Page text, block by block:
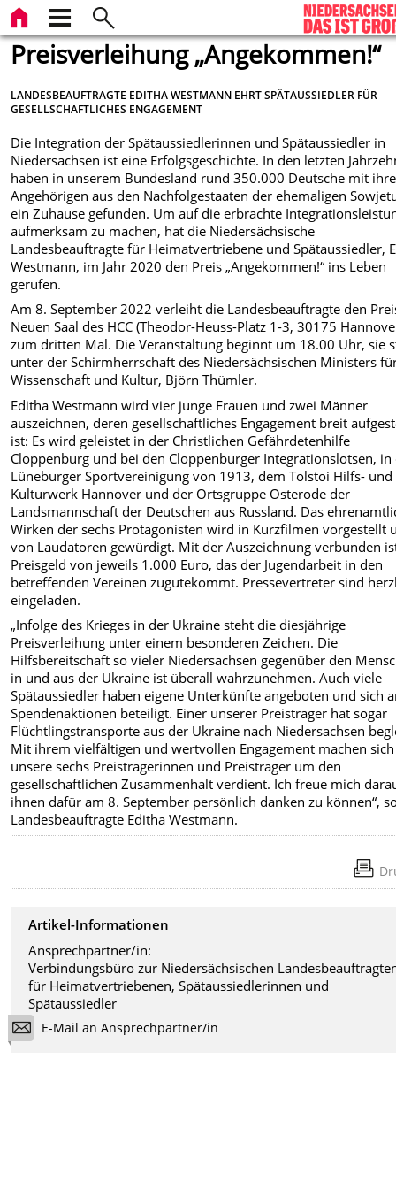
Preisverleihung „Angekommen!“
LANDESBEAUFTRAGTE EDITHA WESTMANN EHRT SPÄTAUSSIEDLER FÜR
GESELLSCHAFTLICHES ENGAGEMENT
Die Integration der Spätaussiedlerinnen und Spätaussiedler in
Niedersachsen ist eine Erfolgsgeschichte. In den letzten
haben in unserem Bundesland rund 350.000 Deutsche mit
Angehörigen aus den Nachfolgestaaten der ehemaligen
ein Zuhause gefunden. Um auf die erbrachte
aufmerksam zu machen, hat die Niedersächsische
Landesbeauftragte für Heimatvertriebene und Spätaussiedler,
Westmann, im Jahr 2020 den Preis „Angekommen!“ ins Leben
gerufen.
Am 8. September 2022 verleiht die Landesbeauftragte den
Neuen Saal des HCC (Theodor-Heuss-Platz 1-3, 30175
zum dritten Mal. Die Veranstaltung beginnt um 18.00 Uhr, sie
unter der Schirmherrschaft des Niedersächsischen Ministers
Wissenschaft und Kultur, Björn Thümler.
Editha Westmann wird vier junge Frauen und zwei Männer
auszeichnen, deren gesellschaftliches Engagement breit
ist: Es wird geleistet in der Christlichen Gefährdetenhilfe
Cloppenburg und bei den Cloppenburger Integrationslotsen, in
Lüneburger Sportvereinigung von 1913, dem Tolstoi Hilfs- und
Kulturwerk Hannover und der Ortsgruppe Osterode der
Landsmannschaft der Deutschen aus Russland. Das
Wirken der sechs Protagonisten wird in Kurzfilmen vorgestellt
von Laudatoren gewürdigt. Mit der Auszeichnung verbunden
Preisgeld von jeweils 1.000 Euro, das der Jugendarbeit in den
betreffenden Vereinen zugutekommt. Pressevertreter sind
eingeladen.
„Infolge des Krieges in der Ukraine steht die diesjährige
Preisverleihung unter einem besonderen Zeichen. Die
Hilfsbereitschaft so vieler Niedersachsen gegenüber den
in und aus der Ukraine ist überall wahrzunehmen. Auch viele
Spätaussiedler haben eigene Unterkünfte angeboten und sich
Spendenaktionen beteiligt. Einer unserer Preisträger hat sogar
Flüchtlingstransporte aus der Ukraine nach Niedersachsen
Mit ihrem vielfältigen und wertvollen Engagement machen sich
unsere sechs Preisträgerinnen und Preisträger um den
gesellschaftlichen Zusammenhalt verdient. Ich freue mich
ihnen dafür am 8. September persönlich danken zu können“,
Landesbeauftragte Editha Westmann.
Artikel-Informationen
Ansprechpartner/in:
Verbindungsbüro zur Niedersächsischen
für Heimatvertriebenen, Spätaussiedlerinnen und
Spätaussiedler
E-Mail an Ansprechpartner/in